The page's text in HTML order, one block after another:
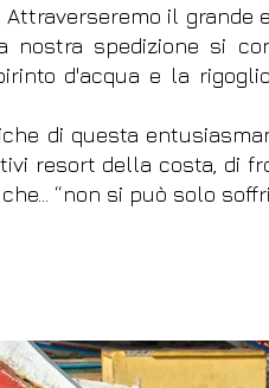
il grande
spedizione si
d'acqua e la
di questa
resort della costa, di
“non si può solo